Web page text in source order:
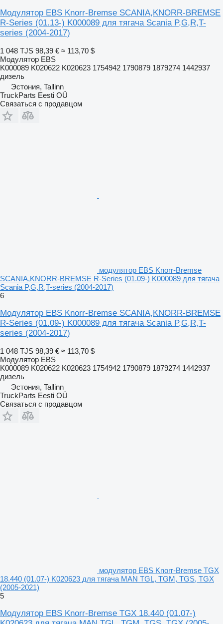
Модулятор EBS Knorr-Bremse SCANIA,KNORR-BREMSE
R-Series (01.13-) K000089 для тягача Scania P,G,R,T-
series (2004-2017)
1 048 TJS 98,39 € ≈ 113,70 $
Модулятор EBS
K000089 K020622 K020623 1754942 1790879 1879274 1442937
дизель
Эстония, Tallinn
TruckParts Eesti OÜ
Связаться с продавцом
модулятор EBS Knorr-Bremse
SCANIA,KNORR-BREMSE R-Series (01.09-) K000089 для тягача
Scania P,G,R,T-series (2004-2017)
6
Модулятор EBS Knorr-Bremse SCANIA,KNORR-BREMSE
R-Series (01.09-) K000089 для тягача Scania P,G,R,T-
series (2004-2017)
1 048 TJS 98,39 € ≈ 113,70 $
Модулятор EBS
K000089 K020622 K020623 1754942 1790879 1879274 1442937
дизель
Эстония, Tallinn
TruckParts Eesti OÜ
Связаться с продавцом
модулятор EBS Knorr-Bremse TGX
18.440 (01.07-) K020623 для тягача MAN TGL, TGM, TGS, TGX
(2005-2021)
5
Модулятор EBS Knorr-Bremse TGX 18.440 (01.07-)